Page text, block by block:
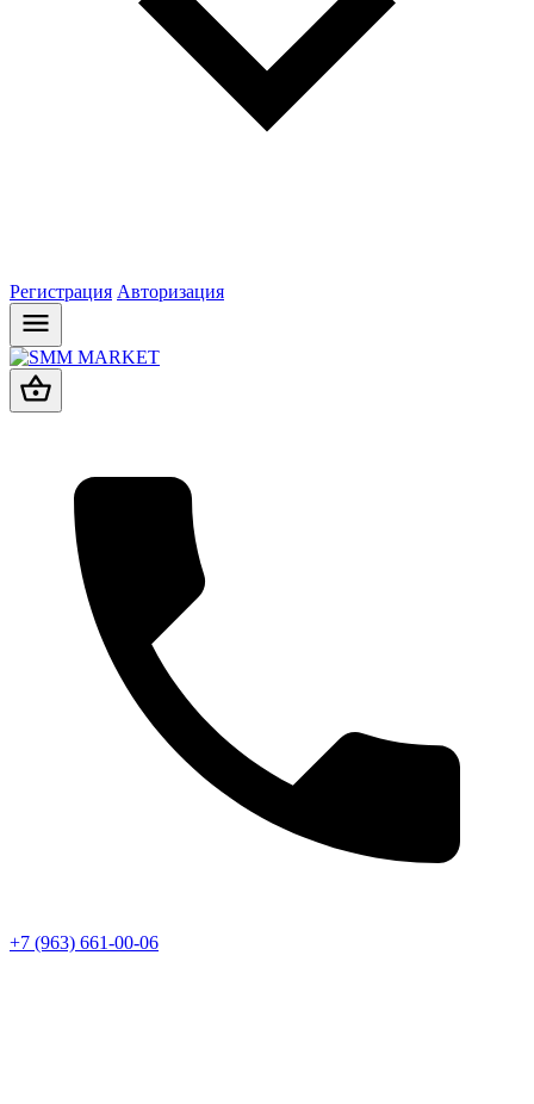
Регистрация Авторизация
+7 (963) 661-00-06